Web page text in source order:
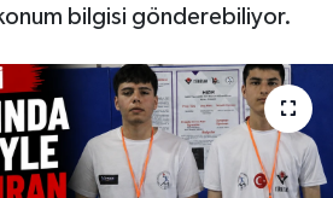
konum bilgisi gönderebiliyor.